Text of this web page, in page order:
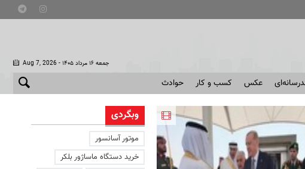
Aug 7, 2026 - جمعه ۱۶ مرداد ۱۴۰۵
عکس کسب و کار حوادث
وبگردی
موتور آسانسور
خرید دستگاه ماساژور بلکر